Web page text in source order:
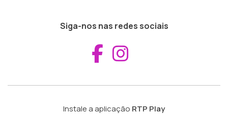
Siga-nos nas redes sociais
Aceder ao
Instale a aplicação RTP Play